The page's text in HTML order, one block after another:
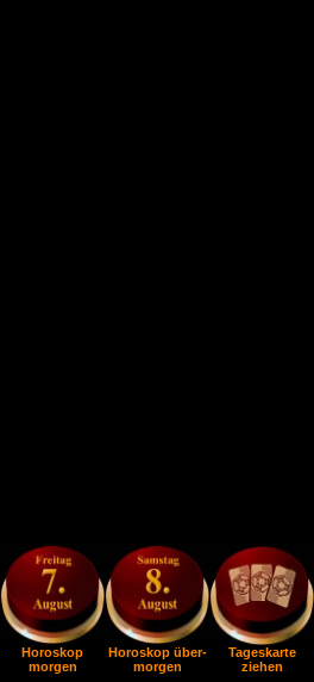
Horoskop
morgen
Horoskop über-
morgen
Tageskarte
ziehen